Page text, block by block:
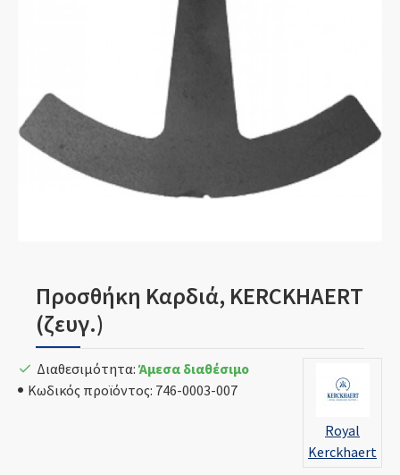
Προσθήκη Καρδιά, KERCKHAERT
(ζευγ.)
Διαθεσιμότητα: Άμεσα διαθέσιμο
Κωδικός προϊόντος: 746-0003-007
Royal
Kerckhaert